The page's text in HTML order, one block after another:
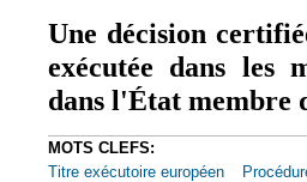
Une décision
exécutée dans les
dans l'État membre
MOTS CLEFS:
Titre exécutoire européen